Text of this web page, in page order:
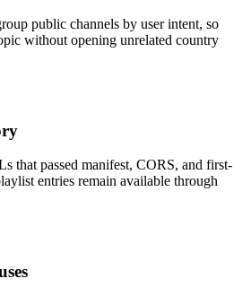
public channels by user intent, so
without opening unrelated country
that passed manifest, CORS, and first-
entries remain available through